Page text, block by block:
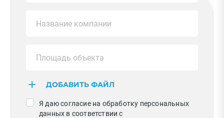
ДОБАВИТЬ ФАЙЛ
Я даю согласие на обработку персональных
данных в соответствии с